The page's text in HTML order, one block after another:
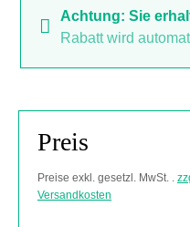
Achtung: Sie
Rabatt wird
Preis
Preise exkl. gesetzl. MwSt. .
Versandkosten